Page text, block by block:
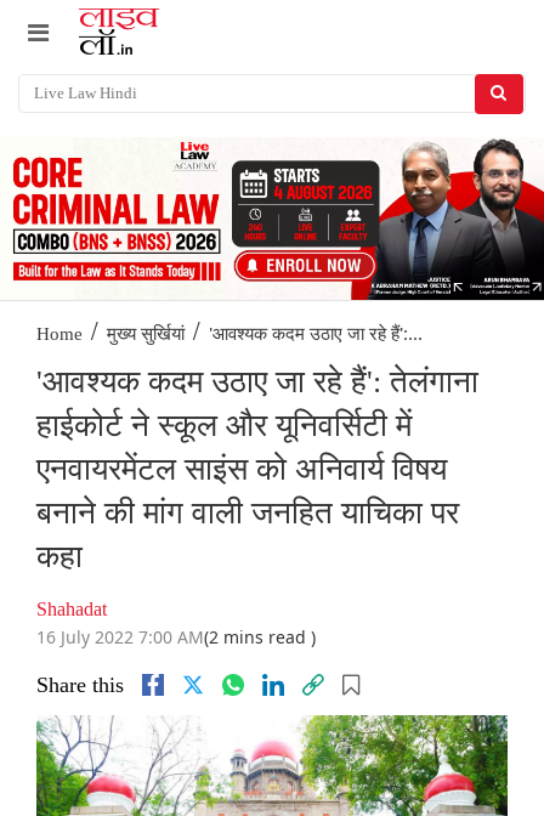
Home / मुख्य सुर्खियां / 'आवश्यक कदम उठाए जा रहे हैं':...
'आवश्यक कदम उठाए जा रहे हैं': तेलंगाना
हाईकोर्ट ने स्कूल और यूनिवर्सिटी में
एनवायरमेंटल साइंस को अनिवार्य विषय
बनाने की मांग वाली जनहित याचिका पर
कहा
Shahadat
16 July 2022 7:00 AM(2 mins read )
Share this